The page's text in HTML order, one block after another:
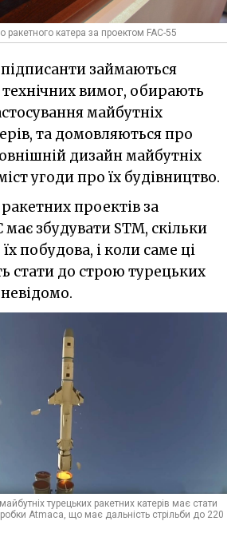
ракетного катера за проектом FAC-55
займаються
вимог, обирають
майбутніх
та домовляються про
дизайн майбутніх
угоди про їх будівництво.
ракетних проектів за
збудувати STM, скільки
побудова, і коли саме ці
стати до строю турецьких
турецьких ракетних катерів має стати
Atmaca, що має дальність стрільби до 220